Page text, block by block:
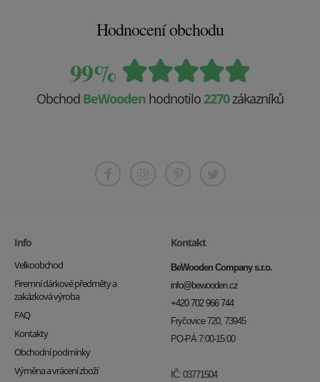
Hodnocení obchodu
99%
Obchod BeWooden hodnotilo 2270zákazníků
Info
Velkoobchod
Firemní dárkové předměty a
zakázková výroba
FAQ
Kontakty
Obchodní podmínky
Výměna a vrácení zboží
Kontakt
BeWooden Company s.r.o.
info@bewooden.cz
+420 702 966 744
Fryčovice 720, 73945
PO-PÁ 7:00-15:00
IČ: 03771504